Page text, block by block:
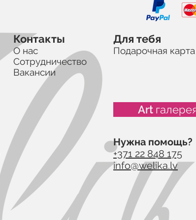
Контакты
О нас
Сотрудничество
Вакансии
Для тебя
Подарочная карта
Art
Нужна помощь?
+371 22 848 175
info@welika.lv